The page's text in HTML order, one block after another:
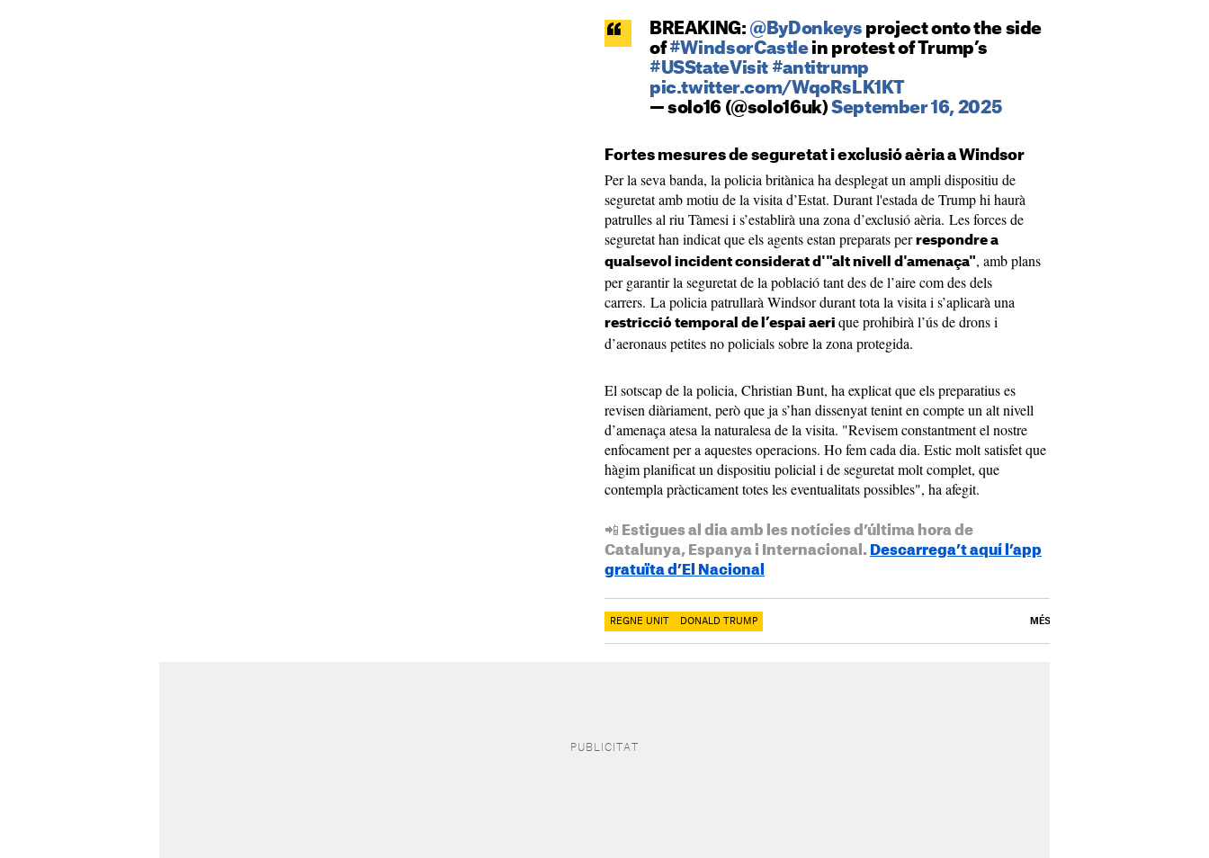
BREAKING: @ByDonkeys project onto the side
of#WindsorCastlein protest of Trump’s
#USStateVisit #antitrump
pic.twitter.com/WqoRsLK1KT
— solo16 (@solo16uk)September 16, 2025
Fortes mesures de seguretat i exclusió aèria a Windsor
Per la seva banda, la policia britànica ha desplegat un ampli dispositiu de
seguretat amb motiu de la visita d’Estat. Durant l'estada de Trump hi haurà
patrulles al riu Tàmesi i s’establirà una zona d’exclusió aèria. Les forces de
seguretat han indicat que els agents estan preparats per respondre a
qualsevol incident considerat d'"alt nivell d'amenaça", amb plans
per garantir la seguretat de la població tant des de l’aire com des dels
carrers. La policia patrullarà Windsor durant tota la visita i s’aplicarà una
restricció temporal de l’espai aeri que prohibirà l’ús de drons i
d’aeronaus petites no policials sobre la zona protegida.
El sotscap de la policia, Christian Bunt, ha explicat que els preparatius es
revisen diàriament, però que ja s’han dissenyat tenint en compte un alt nivell
d’amenaça atesa la naturalesa de la visita. "Revisem constantment el nostre
enfocament per a aquestes operacions. Ho fem cada dia. Estic molt satisfet que
hàgim planificat un dispositiu policial i de seguretat molt complet, que
contempla pràcticament totes les eventualitats possibles", ha afegit.
📲 Estigues al dia amb les notícies d’última hora de
Catalunya, Espanya i Internacional. Descarrega’t aquí l’app
gratuïta d’El Nacional
REGNE UNIT DONALD TRUMP MÉS